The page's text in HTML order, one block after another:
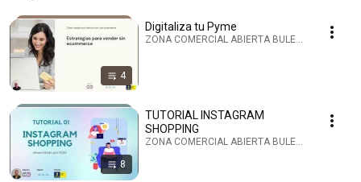
4
Digitaliza tu Pyme
ZONA COMERCIAL ABIERTA BULEVAR SIETE
8
TUTORIAL INSTAGRAM
SHOPPING
ZONA COMERCIAL ABIERTA BULEVAR SIETE